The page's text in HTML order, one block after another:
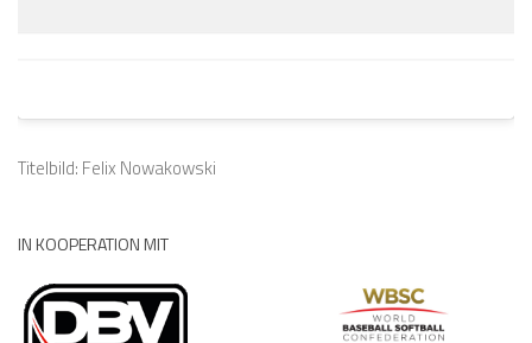
Titelbild: Felix Nowakowski
IN KOOPERATION MIT